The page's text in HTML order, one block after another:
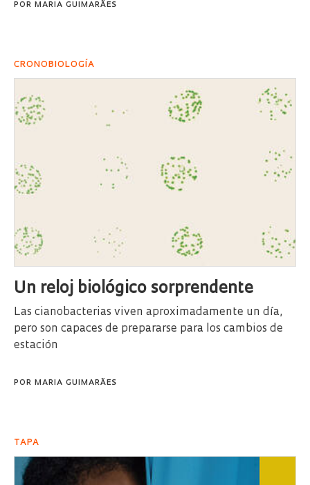
POR MARIA GUIMARÃES
CRONOBIOLOGÍA
Un reloj biológico sorprendente
Las cianobacterias viven aproximadamente un día,
pero son capaces de prepararse para los cambios de
estación
POR MARIA GUIMARÃES
TAPA